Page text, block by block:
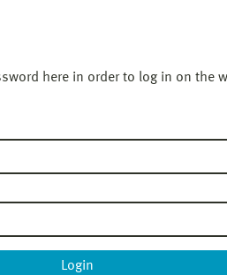
here in order to log in on the